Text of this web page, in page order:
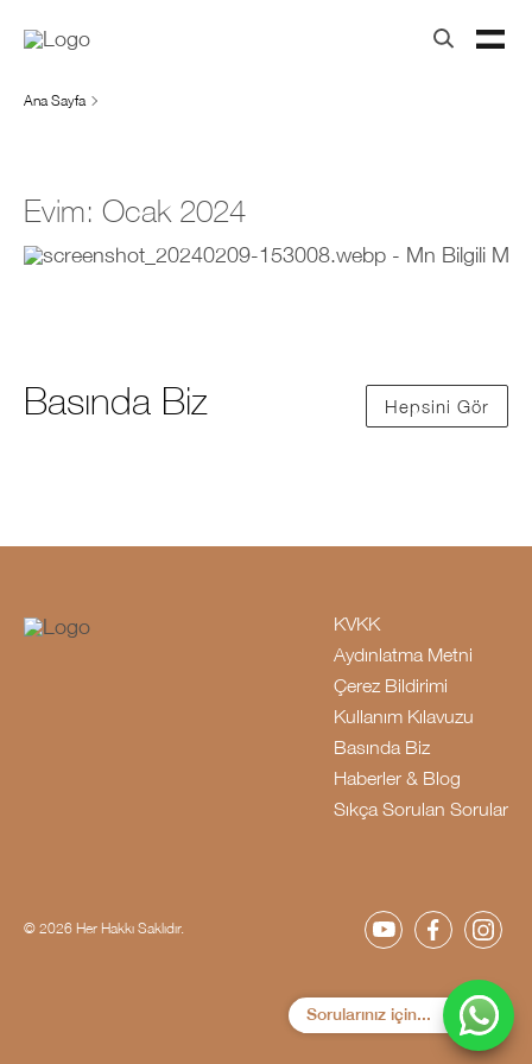
Ana Sayfa
Evim: Ocak 2024
Basında Biz Hepsini Gör
Sorularınız için...
KVKK
Aydınlatma Metni
Çerez Bildirimi
Kullanım Kılavuzu
Basında Biz
Haberler & Blog
Sıkça Sorulan Sorular
© 2026 Her Hakkı Saklıdır.